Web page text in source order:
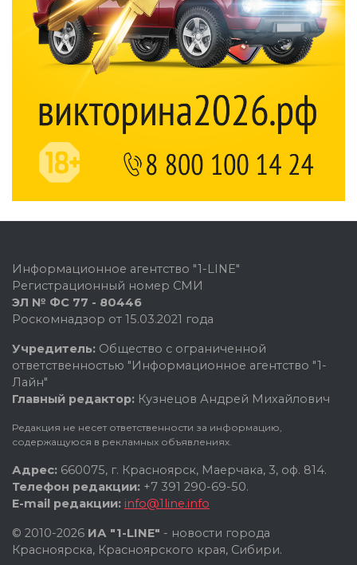
Информационное агентство "1-LINE"
Регистрационный номер СМИ
ЭЛ № ФС 77 - 80446
Роскомнадзор от 15.03.2021 года
Учредитель: Общество с ограниченной
ответственностью "Информационное агентство "1-
Лайн"
Главный редактор: Кузнецов Андрей Михайлович
Редакция не несет ответственности за информацию,
содержащуюся в рекламных объявлениях.
Адрес: 660075, г. Красноярск, Маерчака, 3, оф. 814.
Телефон редакции: +7 391 290-69-50.
E-mail редакции: info@1line.info
© 2010-2026 ИА "1-LINE" - новости города
Красноярска, Красноярского края, Сибири.